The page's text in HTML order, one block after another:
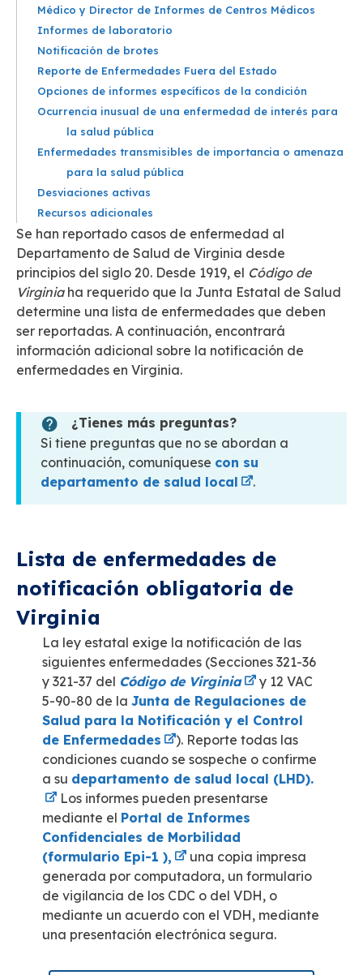
Médico y Director de Informes de Centros Médicos
Informes de laboratorio
Notificación de brotes
Reporte de Enfermedades Fuera del Estado
Opciones de informes específicos de la condición
Ocurrencia inusual de una enfermedad de interés para
la salud pública
Enfermedades transmisibles de importancia o amenaza
para la salud pública
Desviaciones activas
Recursos adicionales
Se han reportado casos de enfermedad al
Departamento de Salud de Virginia desde
principios del siglo 20. Desde 1919, el Código de
Virginiaha requerido que la Junta Estatal de Salud
determine una lista de enfermedades que deben
ser reportadas. A continuación, encontrará
información adicional sobre la notificación de
enfermedades en Virginia.
¿Tienes más preguntas?
Si tiene preguntas que no se abordan a
continuación, comuníquese con su
departamento de salud local
.
Lista de enfermedades de
notificación obligatoria de
Virginia
La ley estatal exige la notificación de las
siguientes enfermedades (Secciones 321-36
y 321-37 del Código de Virginia
y 12 VAC
5-90-80 de la Junta de Regulaciones de
Salud para la Notificación y el Control
de Enfermedades
). Reporte todas las
condiciones cuando se sospeche o confirme
a su departamento de salud local (LHD).
Los informes pueden presentarse
mediante el Portal de Informes
Confidenciales de Morbilidad
(formulario Epi-1 ),
una copia impresa
generada por computadora, un formulario
de vigilancia de los CDC o del VDH, o
mediante un acuerdo con el VDH, mediante
una presentación electrónica segura.